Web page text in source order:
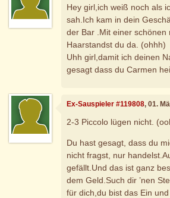
Hey girl,ich weiß noch als
sah.Ich kam in dein
der Bar .Mit einer schönen
Haarstandst du da. (ohhh)
Uhh girl,damit ich deinen
gesagt dass du Carmen
Ex-Sauspieler #119808, 01.
2-3 Piccolo lügen nicht.
Du hast gesagt, dass du
nicht fragst, nur
gefällt.Und das ist ganz
dem Geld.Such dir ’nen
für dich,du bist das Ein und